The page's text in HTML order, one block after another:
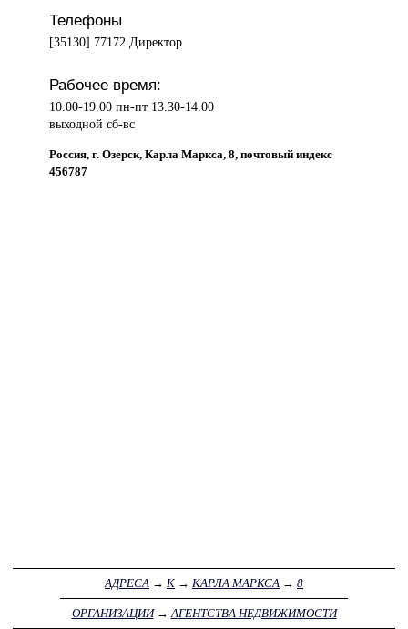
Телефоны
[35130] 77172 Директор
Рабочее время:
10.00-19.00 пн-пт 13.30-14.00
выходной сб-вс
Россия, г. Озерск, Карла Маркса, 8, почтовый индекс
456787
АДРЕСА → К → КАРЛА МАРКСА → 8
ОРГАНИЗАЦИИ→АГЕНТСТВА НЕДВИЖИМОСТИ